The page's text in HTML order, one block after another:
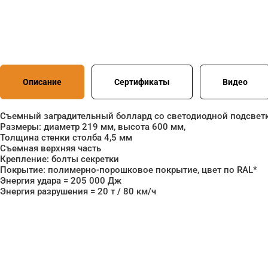
Описание Сертификаты Видео
Съемный заградительный боллард со светодиодной
Размеры: диаметр 219 мм, высота 600 мм,
Толщина стенки столба 4,5 мм
Съемная верхняя часть
Крепление: болты секретки
Покрытие: полимерно-порошковое покрытие, цвет по RAL*
Энергия удара = 205 000 Дж
Энергия разрушения = 20 т / 80 км/ч